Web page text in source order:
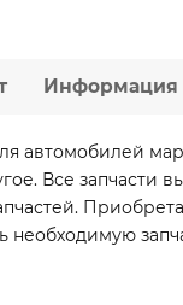
Информация
автомобилей
Все запчасти